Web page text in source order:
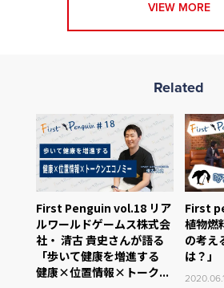
VIEW MORE
Related
First Penguin vol.18 リア
ルワールドゲームス株式会
社・ 清古 貴史さんが語る
「歩いて健康を増進する
健康×位置情報×トーク...
First
植物燃
の考え
は？」